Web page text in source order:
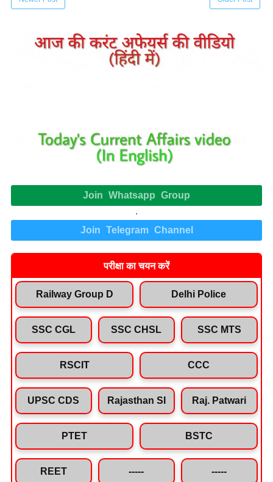
Join Whatsapp Group
.
Join Telegram Channel
परीक्षा का चयन करें
Railway Group D Delhi Police
SSC CGL SSC CHSL SSC MTS
RSCIT CCC
UPSC CDS Rajasthan SI Raj. Patwari
PTET BSTC
REET ----- -----